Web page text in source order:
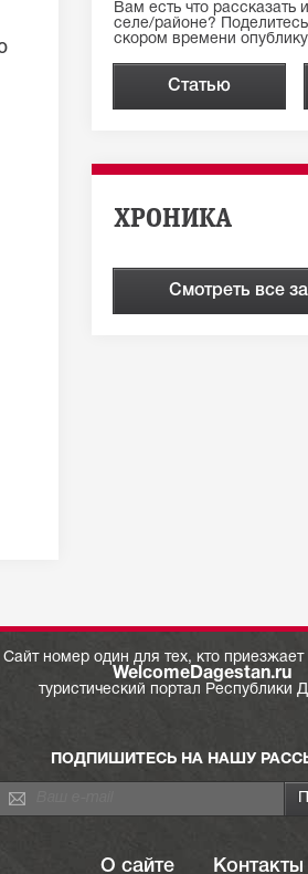
Вам есть что рассказать
селе/районе?
скором времени
Статью
ХРОНИКА
Смотреть все
Сайт номер один для тех, кто приезжает
WelcomeDagestan.ru
туристический портал Республики
ПОДПИШИТЕСЬ НА НАШУ
О сайте Контакты